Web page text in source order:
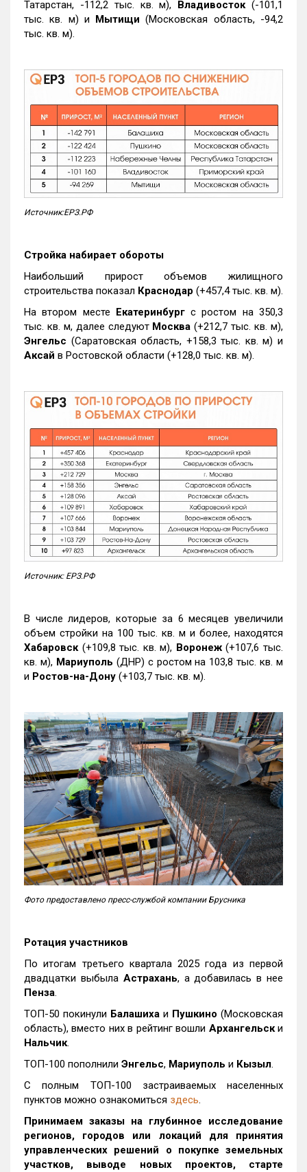
Татарстан, -112,2 тыс. кв. м), Владивосток(-101,1
тыс. кв. м) и Мытищи (Московская область, -94,2
тыс. кв. м).
Источник:ЕРЗ.РФ
Стройка набирает обороты
Наибольший прирост объемов жилищного
строительства показал Краснодар (+457,4 тыс. кв. м).
На втором месте Екатеринбургс ростом на 350,3
тыс. кв. м, далее следуют Москва (+212,7 тыс. кв. м),
Энгельс (Саратовская область, +158,3 тыс. кв. м) и
Аксай в Ростовской области (+128,0 тыс. кв. м).
Источник: ЕРЗ.РФ
В числе лидеров, которые за 6 месяцев увеличили
объем стройки на 100 тыс. кв. м и более, находятся
Хабаровск (+109,8 тыс. кв. м), Воронеж(+107,6 тыс.
кв. м), Мариуполь (ДНР) с ростом на 103,8 тыс. кв. м
и Ростов-на-Дону (+103,7 тыс. кв. м).
Фото предоставлено пресс-службой компании Брусника
Ротация участников
По итогам третьего квартала 2025 года из первой
двадцатки выбыла Астрахань, а добавилась в нее
Пенза.
ТОП-50 покинули Балашиха и Пушкино (Московская
область), вместо них в рейтинг вошли Архангельски
Нальчик.
ТОП-100 пополнили Энгельс, Мариуполь и Кызыл.
С полным ТОП-100 застраиваемых населенных
пунктов можно ознакомиться здесь.
Принимаем заказы на глубинное исследование
регионов, городов или локаций для принятия
управленческих решений о покупке земельных
участков, выводе новых проектов, старте